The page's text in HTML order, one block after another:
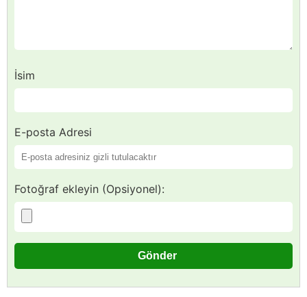
İsim
E-posta Adresi
Fotoğraf ekleyin (Opsiyonel):